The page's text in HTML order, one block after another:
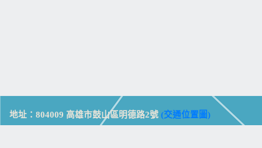
地址：804009 高雄市鼓山區明德路2號 (交通位置圖)